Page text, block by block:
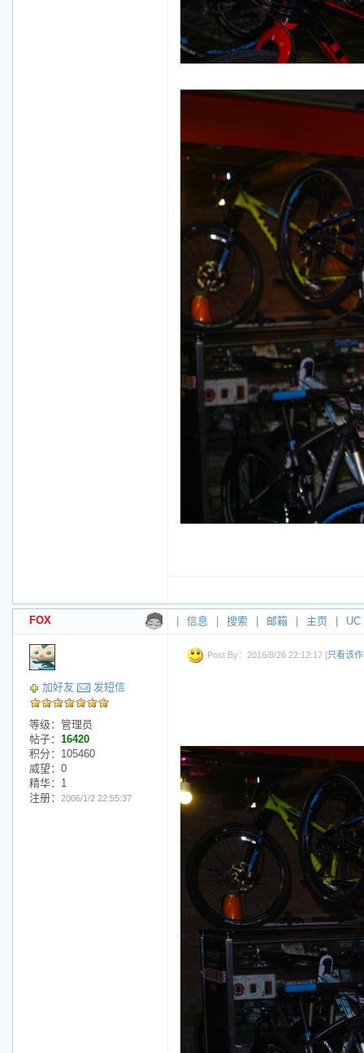
FOX 信息 搜索 邮箱 主页 UC
加好友 发短信
等级：管理员
帖子： 16420
积分：105460
威望：0
精华：1
注册：
2006/1/2 22:55:37
Post By：2016/8/26 22:12:17 [只看该